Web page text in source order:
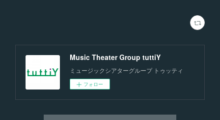
Music Theater Group tuttiY
ミュージックシアターグループ トゥッティ
フォロー